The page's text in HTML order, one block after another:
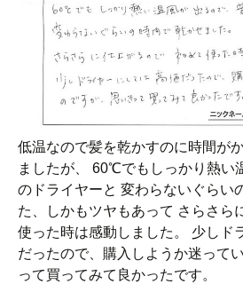
低温なので髪を乾かすのに時間が
ましたが、 60℃でもしっかり熱い
のドライヤーと 変わらないぐらい
た、しかもツヤもあって さらさら
使った時は感動しました。 少しド
だったので、購入しようか迷って
って買ってみて良かったです。